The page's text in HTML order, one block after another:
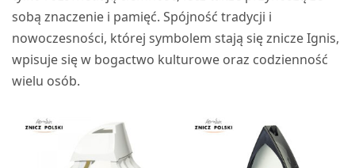
sobą znaczenie i pamięć. Spójność tradycji i
nowoczesności, której symbolem stają się znicze Ignis,
wpisuje się w bogactwo kulturowe oraz codzienność
wielu osób.